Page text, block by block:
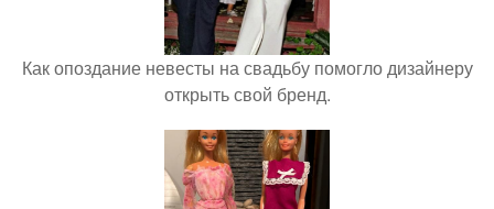
Как опоздание невесты на свадьбу помогло дизайнеру
открыть свой бренд.